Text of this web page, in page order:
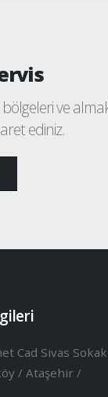
ve
ediniz.
Cad Sivas Sokak
/ Ataşehir /